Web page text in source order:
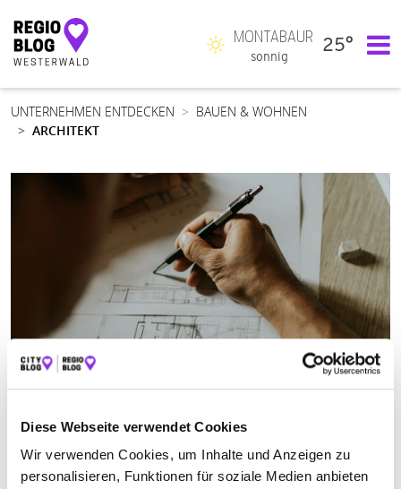
Diese Webseite verwendet Cookies
Wir verwenden Cookies, um Inhalte und Anzeigen zu
personalisieren, Funktionen für soziale Medien anbieten
Hauptnavigation
MONTABAUR
sonnig
25°
UNTERNEHMEN ENTDECKEN
BAUEN & WOHNEN
ARCHITEKT
ARCHITEKT